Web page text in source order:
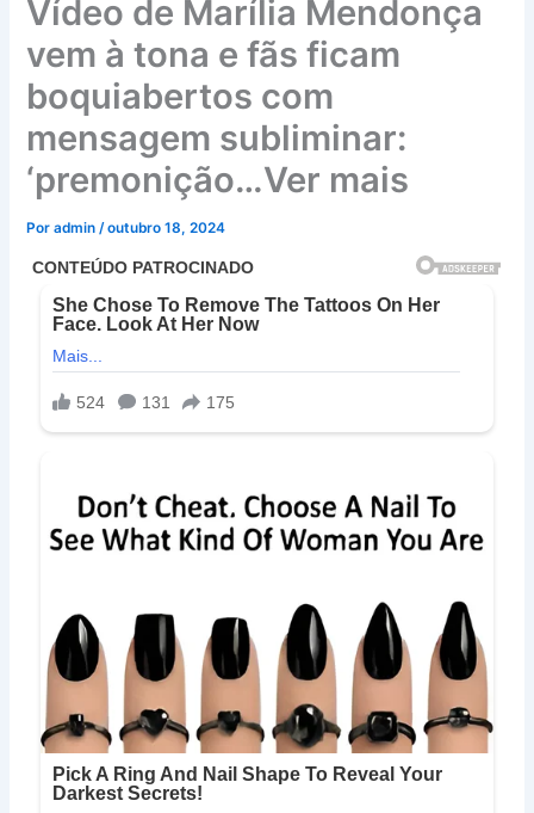
Vídeo de Marília Mendonça
vem à tona e fãs ficam
boquiabertos com
mensagem subliminar:
‘premonição…Ver mais
Poradmin/outubro 18, 2024